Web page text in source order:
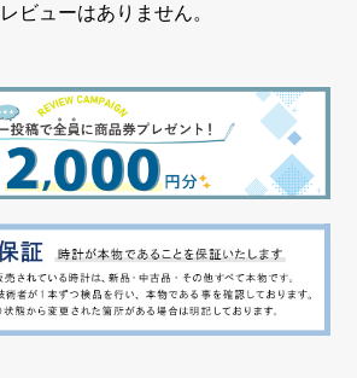
ビューはありません。